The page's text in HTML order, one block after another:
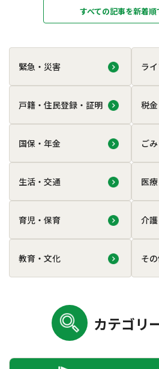
すべての記事を新着順
緊急・災害 ラ
戸籍・住民登録・証明 税金
国保・年金 ご
生活・交通 医
育児・保育 介
教育・文化 そ
カテゴリ